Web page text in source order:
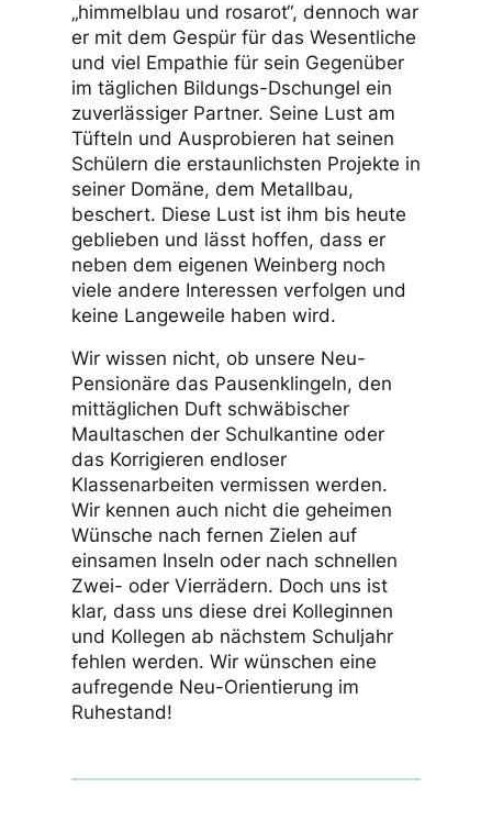
„himmelblau und rosarot“, dennoch war
er mit dem Gespür für das Wesentliche
und viel Empathie für sein Gegenüber
im täglichen Bildungs-Dschungel ein
zuverlässiger Partner. Seine Lust am
Tüfteln und Ausprobieren hat seinen
Schülern die erstaunlichsten Projekte in
seiner Domäne, dem Metallbau,
beschert. Diese Lust ist ihm bis heute
geblieben und lässt hoffen, dass er
neben dem eigenen Weinberg noch
viele andere Interessen verfolgen und
keine Langeweile haben wird.
Wir wissen nicht, ob unsere Neu-
Pensionäre das Pausenklingeln, den
mittäglichen Duft schwäbischer
Maultaschen der Schulkantine oder
das Korrigieren endloser
Klassenarbeiten vermissen werden.
Wir kennen auch nicht die geheimen
Wünsche nach fernen Zielen auf
einsamen Inseln oder nach schnellen
Zwei- oder Vierrädern. Doch uns ist
klar, dass uns diese drei Kolleginnen
und Kollegen ab nächstem Schuljahr
fehlen werden. Wir wünschen eine
aufregende Neu-Orientierung im
Ruhestand!